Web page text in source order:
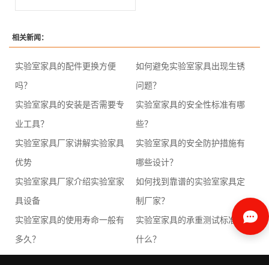
相关新闻：
实验室家具的配件更换方便
吗？
如何避免实验室家具出现生锈
问题？
实验室家具的安装是否需要专
业工具？
实验室家具的安全性标准有哪
些？
实验室家具厂家讲解实验家具
优势
实验室家具的安全防护措施有
哪些设计？
实验室家具厂家介绍实验室家
具设备
如何找到靠谱的实验室家具定
制厂家？
实验室家具的使用寿命一般有
多久？
实验室家具的承重测试标准是
什么？